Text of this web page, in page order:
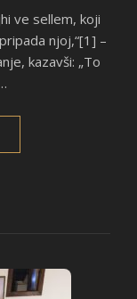
njoj,“[1] –
kazavši: „To